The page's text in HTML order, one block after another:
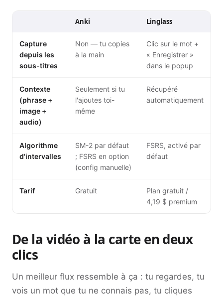
Anki Linglass
Capture
depuis les
sous-titres
Non — tu copies
à la main
Clic sur le mot +
« Enregistrer »
dans le popup
Contexte
(phrase +
image +
audio)
Seulement si tu
l'ajoutes toi-
même
Récupéré
automatiquement
Algorithme
d'intervalles
SM-2 par défaut
; FSRS en option
(config manuelle)
FSRS, activé par
défaut
Tarif Gratuit
Plan gratuit /
4,19 $ premium
De la vidéo à la carte en deux
clics
Un meilleur flux ressemble à ça : tu regardes, tu
vois un mot que tu ne connais pas, tu cliques